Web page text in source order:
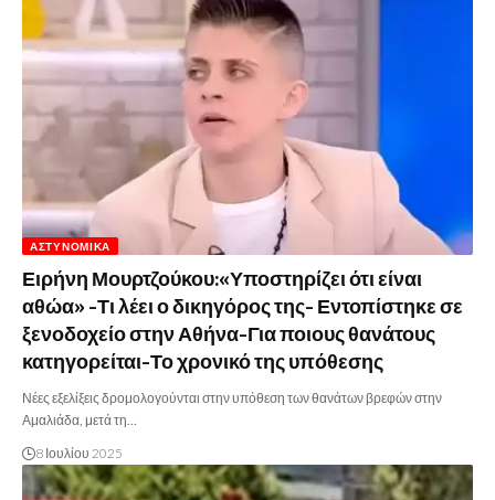
ΑΣΤΥΝΟΜΙΚΆ
Ειρήνη Μουρτζούκου:«Υποστηρίζει ότι είναι
αθώα» -Τι λέει ο δικηγόρος της- Εντοπίστηκε σε
ξενοδοχείο στην Αθήνα-Για ποιους θανάτους
κατηγορείται-Το χρονικό της υπόθεσης
Νέες εξελίξεις δρομολογούνται στην υπόθεση των θανάτων βρεφών στην
Αμαλιάδα, μετά τη…
8 Ιουλίου 2025